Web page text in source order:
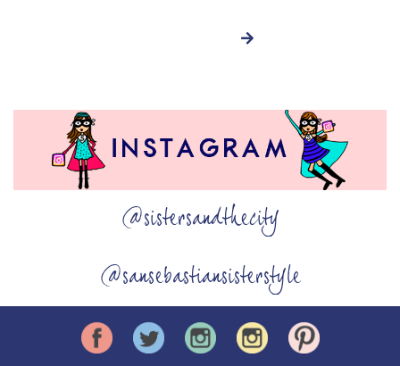
@sistersandthecity
@sansebastiansisterstyle